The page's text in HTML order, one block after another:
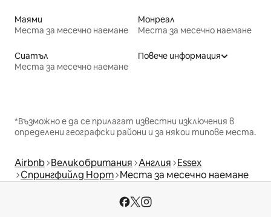
Маями
Места за месечно наемане
Монреал
Места за месечно наемане
Сиатъл
Места за месечно наемане
Повече информация
*Възможно е да се прилагат известни изключения в
определени географски райони и за някои типове места.
Airbnb Великобритания Англия Essex
Спрингфийлд Норт Места за месечно наемане